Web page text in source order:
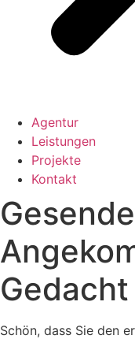
Agentur
Leistungen
Projekte
Kontakt
Schön, dass Sie den